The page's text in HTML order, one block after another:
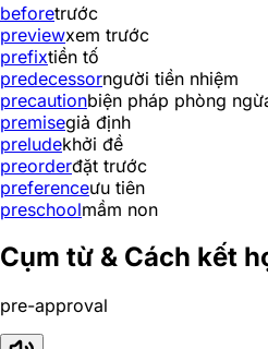
beforetrước
previewxem trước
prefixtiền tố
predecessorngười tiền nhiệm
precautionbiện pháp phòng
premisegiả định
preludekhởi đề
preorderđặt trước
preferenceưu tiên
preschoolmầm non
Cụm từ & Cách kết
pre-approval